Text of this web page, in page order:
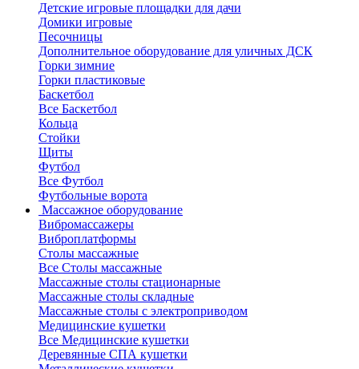
Детские игровые площадки для дачи
Домики игровые
Песочницы
Дополнительное оборудование для уличных ДСК
Горки зимние
Горки пластиковые
Баскетбол
Все Баскетбол
Кольца
Стойки
Щиты
Футбол
Все Футбол
Футбольные ворота
Массажное оборудование
Вибромассажеры
Виброплатформы
Столы массажные
Все Столы массажные
Массажные столы стационарные
Массажные столы складные
Массажные столы с электроприводом
Медицинские кушетки
Все Медицинские кушетки
Деревянные СПА кушетки